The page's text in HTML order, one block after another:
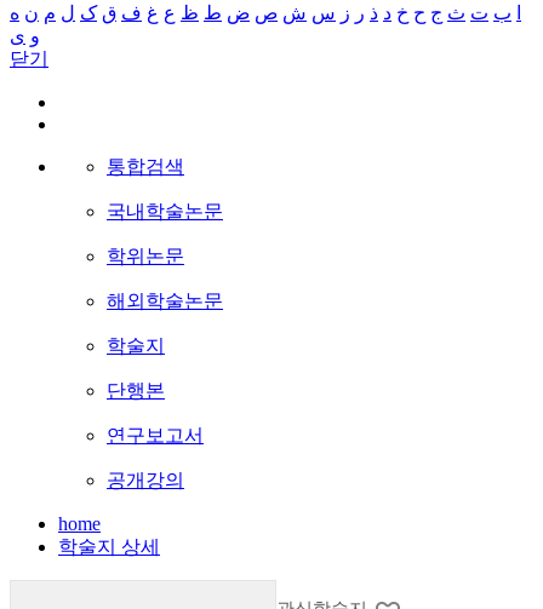
ب ت ث ج ح خ د ذ ر ز س ش ص ض ط ظ ع غ ف ق ک ل م ن ه
و ی
닫기
통합검색
국내학술논문
학위논문
해외학술논문
학술지
단행본
연구보고서
공개강의
home
학술지 상세